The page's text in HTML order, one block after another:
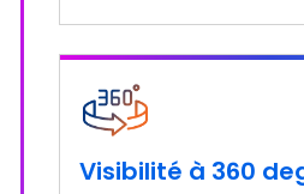
Visibilité à 360